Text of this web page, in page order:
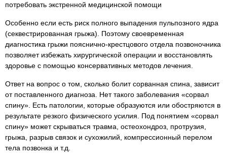
потребовать экстренной медицинской помощи
Особенно если есть риск полного выпадения пульпозного ядра
(секвестрированная грыжа). Поэтому своевременная
диагностика грыжи пояснично-крестцового отдела позвоночника
позволяет избежать хирургической операции и восстановлять
здоровье с помощью консервативных методов лечения.
Ответ на вопрос о том, сколько болит сорванная спина, зависит
от поставленного диагноза. Нет такого заболевания «сорвал
спину». Есть патологии, которые образуются или обостряются в
результате резкого физического усилия. Под понятием «сорвал
спину» может скрываться травма, остеохондроз, протрузия,
грыжа, разрыв связок и сухожилий, компрессионный перелом
тела позвонка и т.д.